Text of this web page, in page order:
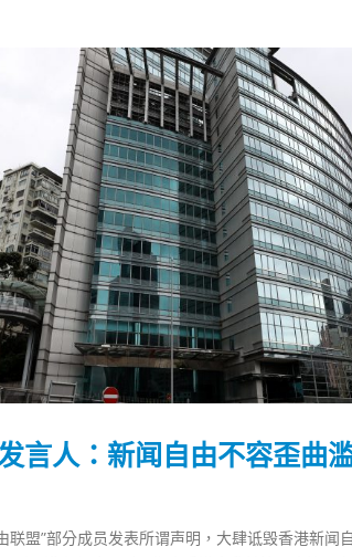
言人：新闻自由不容歪曲
联盟”部分成员发表所谓声明，大肆诋毁香港新